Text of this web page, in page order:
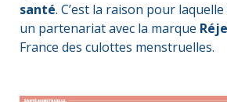
santé. C’est la raison pour
un partenariat avec la marque
France des culottes menstruelles.